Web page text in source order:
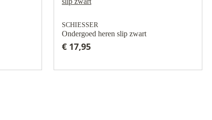
SCHIESSER
Ondergoed heren slip zwart
€ 17,95